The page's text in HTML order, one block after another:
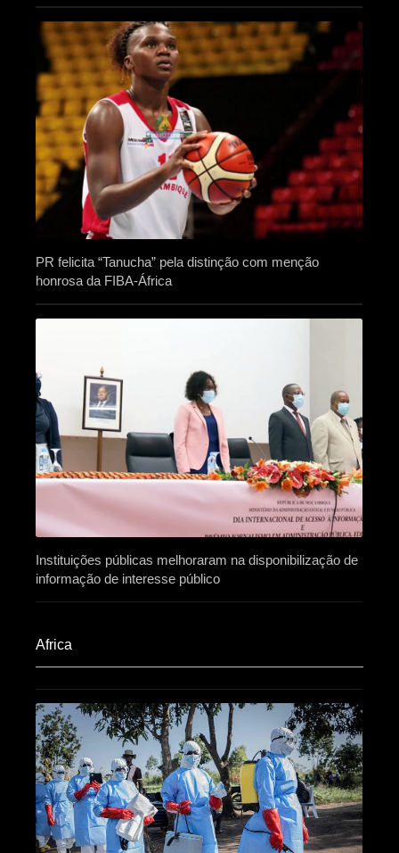
PR felicita “Tanucha” pela distinção com menção
honrosa da FIBA-África
Instituições públicas melhoraram na disponibilização de
informação de interesse público
Africa​